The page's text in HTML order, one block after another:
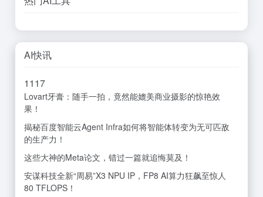
AI快讯
1117
Lovart牙膏：随手一拍，竟然能媲美商业摄影的惊艳效
果！
揭秘百度智能云Agent Infra如何将智能体转变为无可匹敌
的生产力！
这些大神的Meta论文，错过一篇就追悔莫及！
安谋科技全新“周易”X3 NPU IP，FP8 AI算力狂飙至惊人
80 TFLOPS！